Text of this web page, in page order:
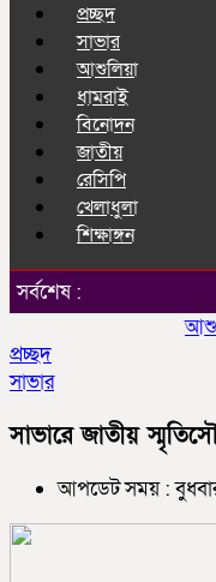
প্রচ্ছদ
সাভার
আশুলিয়া
ধামরাই
বিনোদন
জাতীয়
রেসিপি
খেলাধুলা
শিক্ষাঙ্গন
সর্বশেষ :
প্রচ্ছদ
সাভার
সাভারে জাতীয়
আপডেট সময় :